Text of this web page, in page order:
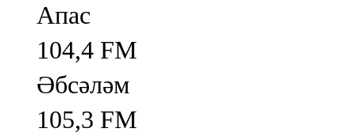
Апас
104,4 FM
Әбсәләм
105,3 FM